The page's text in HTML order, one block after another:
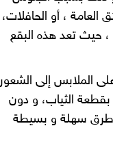
، أو الحافلات،
، حيث تعد هذه البقع
الملابس إلى الشعور
بقطعة الثياب، و دون
طرق سهلة و بسيطة